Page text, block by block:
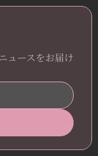
ュースをお届け